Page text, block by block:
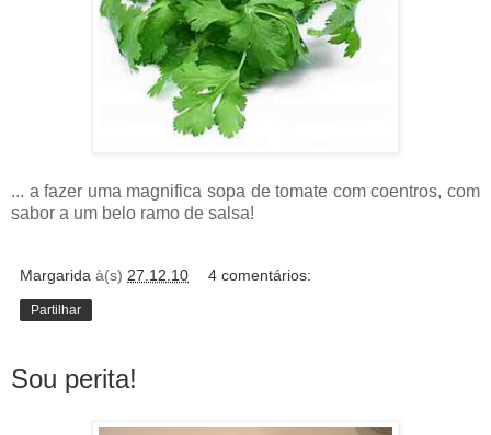
... a fazer uma magnifica sopa de tomate com coentros, com
sabor a um belo ramo de salsa!
Margarida à(s) 27.12.10 4 comentários:
Partilhar
Sou perita!